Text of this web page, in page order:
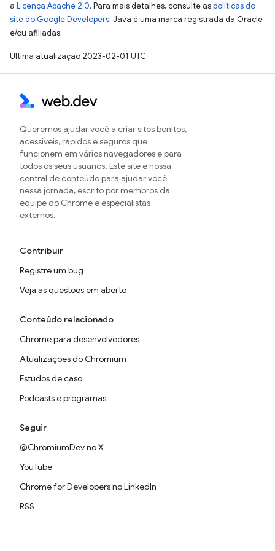
a Licença Apache 2.0. Para mais detalhes, consulte aspolíticas do
site do Google Developers. Java é uma marca registrada da Oracle
e/ou afiliadas.
Última atualização 2023-02-01 UTC.
Queremos ajudar você a criar sites bonitos,
acessíveis, rápidos e seguros que
funcionem em vários navegadores e para
todos os seus usuários. Este site é nossa
central de conteúdo para ajudar você
nessa jornada, escrito por membros da
equipe do Chrome e especialistas
externos.
Contribuir
Registre um bug
Veja as questões em aberto
Conteúdo relacionado
Chrome para desenvolvedores
Atualizações do Chromium
Estudos de caso
Podcasts e programas
Seguir
@ChromiumDev no X
YouTube
Chrome for Developers no LinkedIn
RSS